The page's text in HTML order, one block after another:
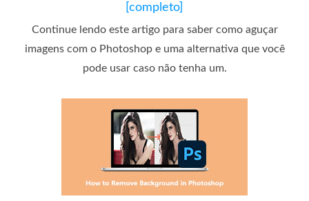
[completo]
Continue lendo este artigo para saber como aguçar
imagens com o Photoshop e uma alternativa que você
pode usar caso não tenha um.